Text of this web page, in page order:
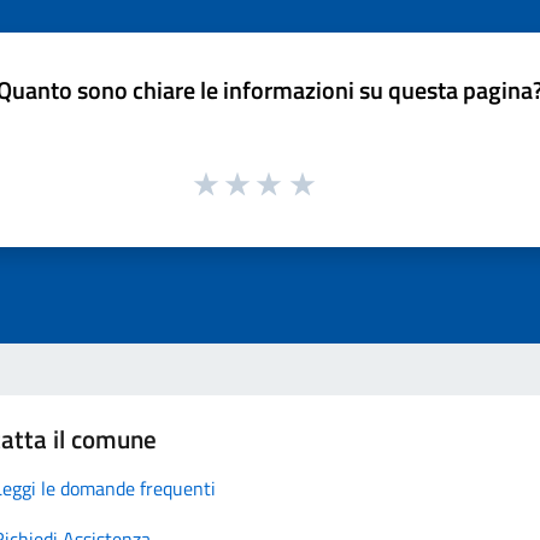
sono chiare le informazioni su questa
il comune
le domande frequenti